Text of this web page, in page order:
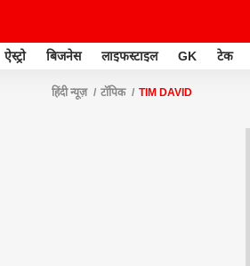
ऐस्ट्रो बिजनेस लाइफस्टाइल GK टेक
हिंदी न्यूज़ टॉपिक TIM DAVID